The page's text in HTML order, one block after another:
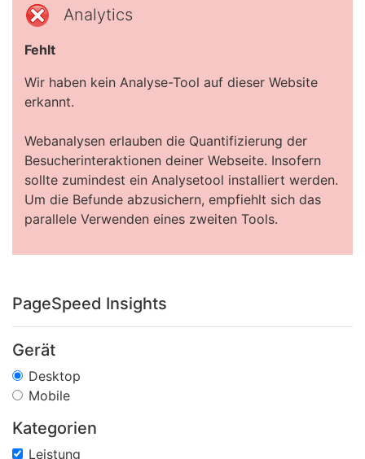
Analytics
Fehlt
Wir haben kein Analyse-Tool auf dieser Website
erkannt.
Webanalysen erlauben die Quantifizierung der
Besucherinteraktionen deiner Webseite. Insofern
sollte zumindest ein Analysetool installiert werden.
Um die Befunde abzusichern, empfiehlt sich das
parallele Verwenden eines zweiten Tools.
PageSpeed Insights
Gerät
Desktop
Mobile
Kategorien
Leistung